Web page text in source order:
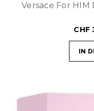
Versace For HIM
CHF
IN